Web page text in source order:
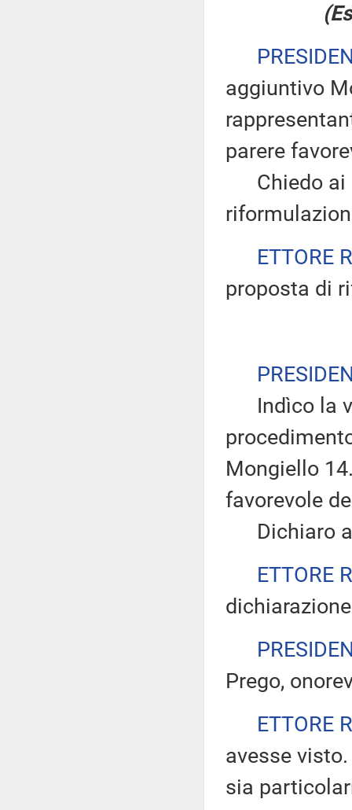
aggiuntivo
parere
Chiedo ai
ETTORE
proposta di
Indìco la
Mongiello
favorevole
Dichiaro
ETTORE
Prego,
ETTORE
avesse
sia